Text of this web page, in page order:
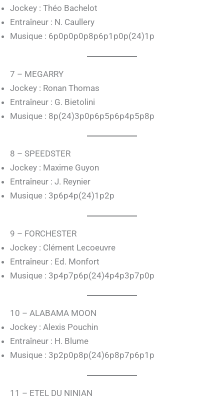
Jockey : Théo Bachelot
Entraîneur : N. Caullery
Musique : 6p0p0p0p8p6p1p0p(24)1p
7 – MEGARRY
Jockey : Ronan Thomas
Entraîneur : G. Bietolini
Musique : 8p(24)3p0p6p5p6p4p5p8p
8 – SPEEDSTER
Jockey : Maxime Guyon
Entraîneur : J. Reynier
Musique : 3p6p4p(24)1p2p
9 – FORCHESTER
Jockey : Clément Lecoeuvre
Entraîneur : Ed. Monfort
Musique : 3p4p7p6p(24)4p4p3p7p0p
10 – ALABAMA MOON
Jockey : Alexis Pouchin
Entraîneur : H. Blume
Musique : 3p2p0p8p(24)6p8p7p6p1p
11 – ETEL DU NINIAN